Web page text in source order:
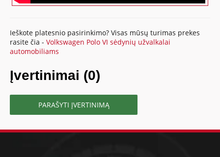
Ieškote platesnio pasirinkimo? Visas mūsų turimas prekes
rasite čia -Volkswagen Polo VI sėdynių užvalkalai
automobiliams
Įvertinimai (0)
PARAŠYTI ĮVERTINIMĄ